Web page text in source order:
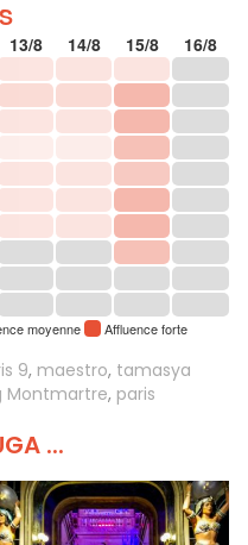
13/8 14/8 15/8
16/8
moyenne Affluence forte
9, maestro, tamasya
Montmartre, paris
...